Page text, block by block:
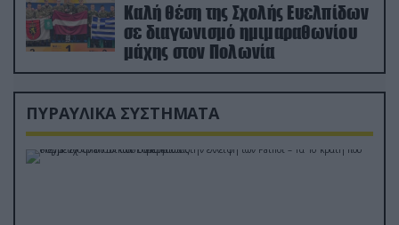
Καλή θέση της Σχολής Ευελπίδων
σε διαγωνισμό ημιμαραθωνίου
μάχης στον Πολωνία
ΠΥΡΑΥΛΙΚΑ ΣΥΣΤΗΜΑΤΑ